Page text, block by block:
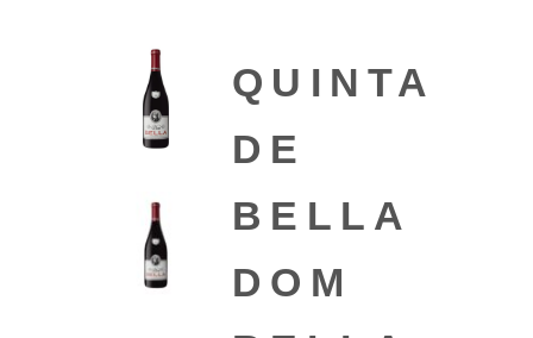
QUINTA
DE
BELLA
DOM